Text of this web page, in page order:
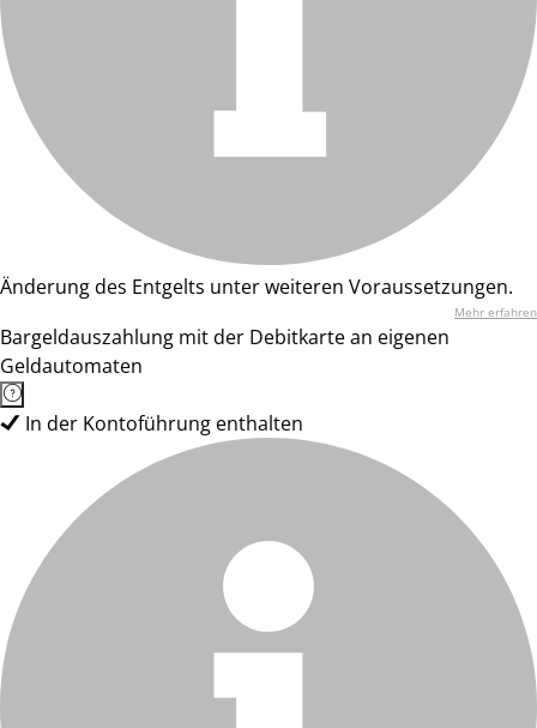
Änderung des Entgelts unter weiteren Voraussetzungen.
Mehr erfahren
Bargeldauszahlung mit der Debitkarte an eigenen
Geldautomaten
In der Kontoführung enthalten